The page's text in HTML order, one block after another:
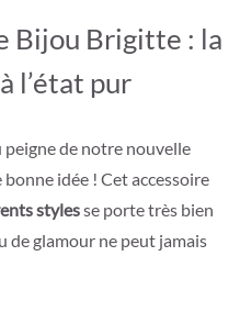
Bijou Brigitte : la
l’état pur
de notre nouvelle
idée ! Cet accessoire
stylesse porte très bien
de glamour ne peut jamais